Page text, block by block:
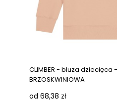
CLIMBER - bluza dziecięca -
BRZOSKWINIOWA
od 68,38 zł